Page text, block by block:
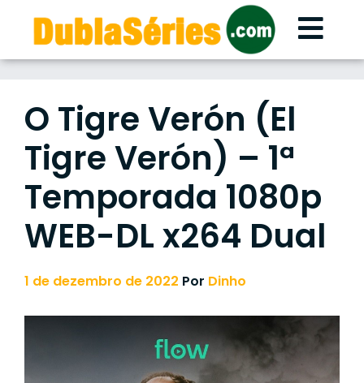
content
O Tigre Verón (El
Tigre Verón) – 1ª
Temporada 1080p
WEB-DL x264 Dual
1 de dezembro de 2022 Por Dinho